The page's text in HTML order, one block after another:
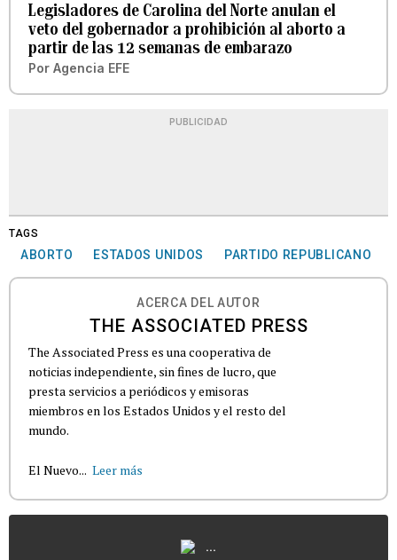
Legisladores de Carolina del Norte anulan el
veto del gobernador a prohibición al aborto a
partir de las 12 semanas de embarazo
Por Agencia EFE
PUBLICIDAD
TAGS
ABORTO ESTADOS UNIDOS PARTIDO REPUBLICANO
ACERCA DEL AUTOR
THE ASSOCIATED PRESS
The Associated Press es una cooperativa de
noticias independiente, sin fines de lucro, que
presta servicios a periódicos y emisoras
miembros en los Estados Unidos y el resto del
mundo.
El Nuevo... Leer más
...